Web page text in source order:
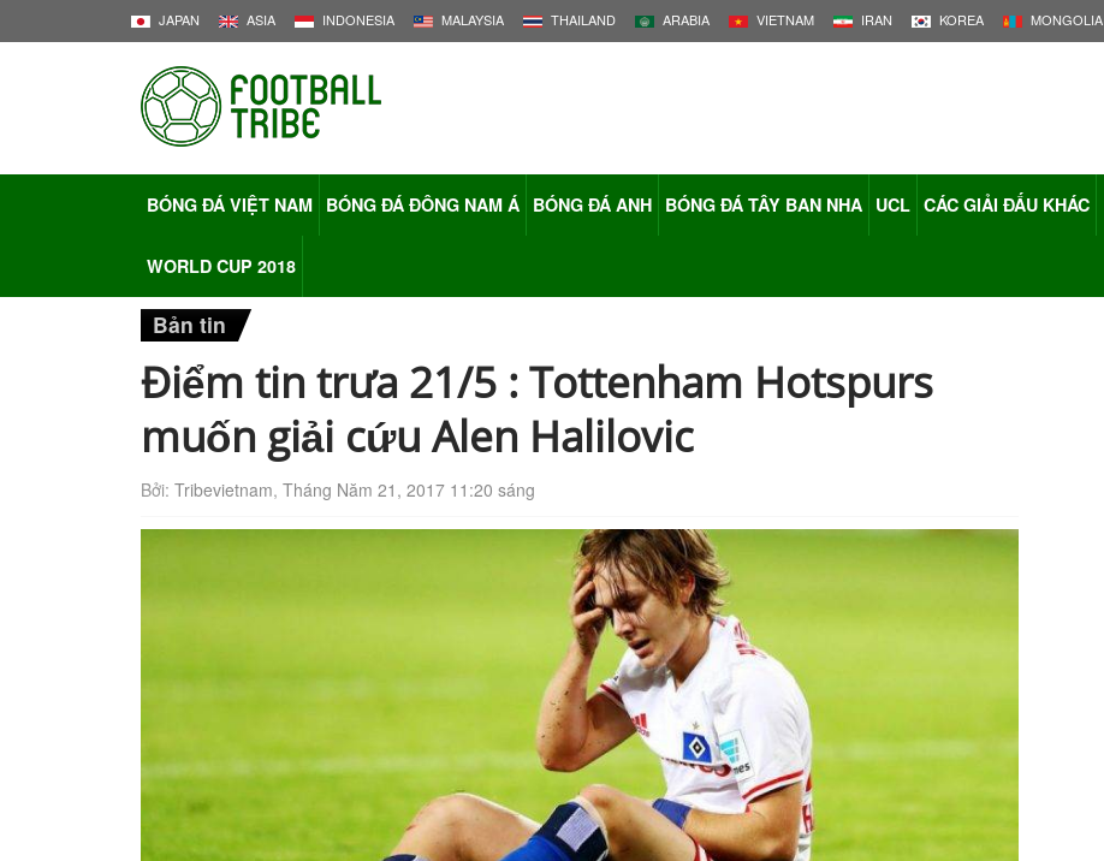
JAPAN ASIA INDONESIA MALAYSIA THAILAND ARABIA VIETNAM IRAN KOREA MONGOLIA
BÓNG ĐÁ VIỆT NAM BÓNG ĐÁ ĐÔNG NAM Á BÓNG ĐÁ ANH BÓNG ĐÁ TÂY BAN NHA UCL CÁC GIẢI ĐẤU KHÁC
WORLD CUP 2018
Bản tin
Điểm tin trưa 21/5 : Tottenham Hotspurs
muốn giải cứu Alen Halilovic
Bởi: Tribevietnam, Tháng Năm 21, 2017 11:20 sáng